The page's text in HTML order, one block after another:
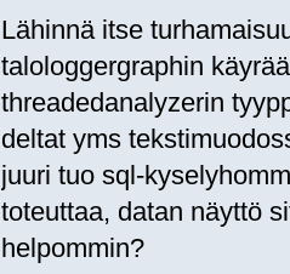
Lähinnä itse
talologgergraphin
threadedanalyzerin
deltat yms
juuri tuo sql-
toteuttaa, datan näyttö
helpommin?